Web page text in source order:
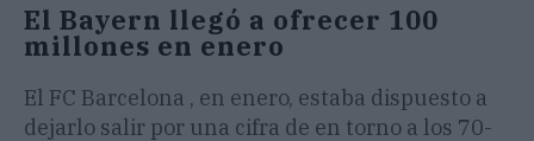
El Bayern llegó a ofrecer 100
millones en enero
El FC Barcelona , en enero, estaba dispuesto a
dejarlo salir por una cifra de en torno a los 70-